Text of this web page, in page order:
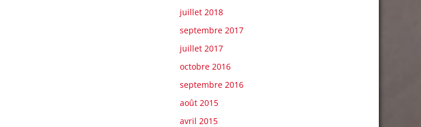
juillet 2018
septembre 2017
juillet 2017
octobre 2016
septembre 2016
août 2015
avril 2015